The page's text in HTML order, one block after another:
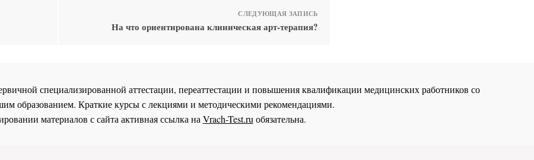
СЛЕДУЮЩАЯ ЗАПИСЬ
На что ориентирована клиническая арт-терапия?
специализированной аттестации, переаттестации и повышения квалификации медицинских работников со
образованием. Краткие курсы с лекциями и методическими рекомендациями.
материалов с сайта активная ссылка на Vrach-Test.ru обязательна.